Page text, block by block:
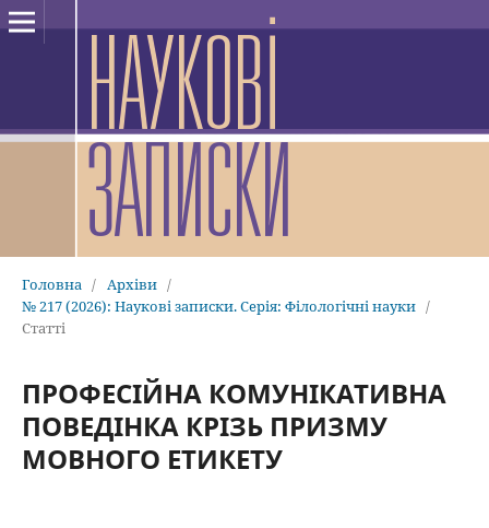
Головна / Архіви /
№ 217 (2026): Наукові записки. Серія: Філологічні науки /
Статті
ПРОФЕСІЙНА КОМУНІКАТИВНА
ПОВЕДІНКА КРІЗЬ ПРИЗМУ
МОВНОГО ЕТИКЕТУ